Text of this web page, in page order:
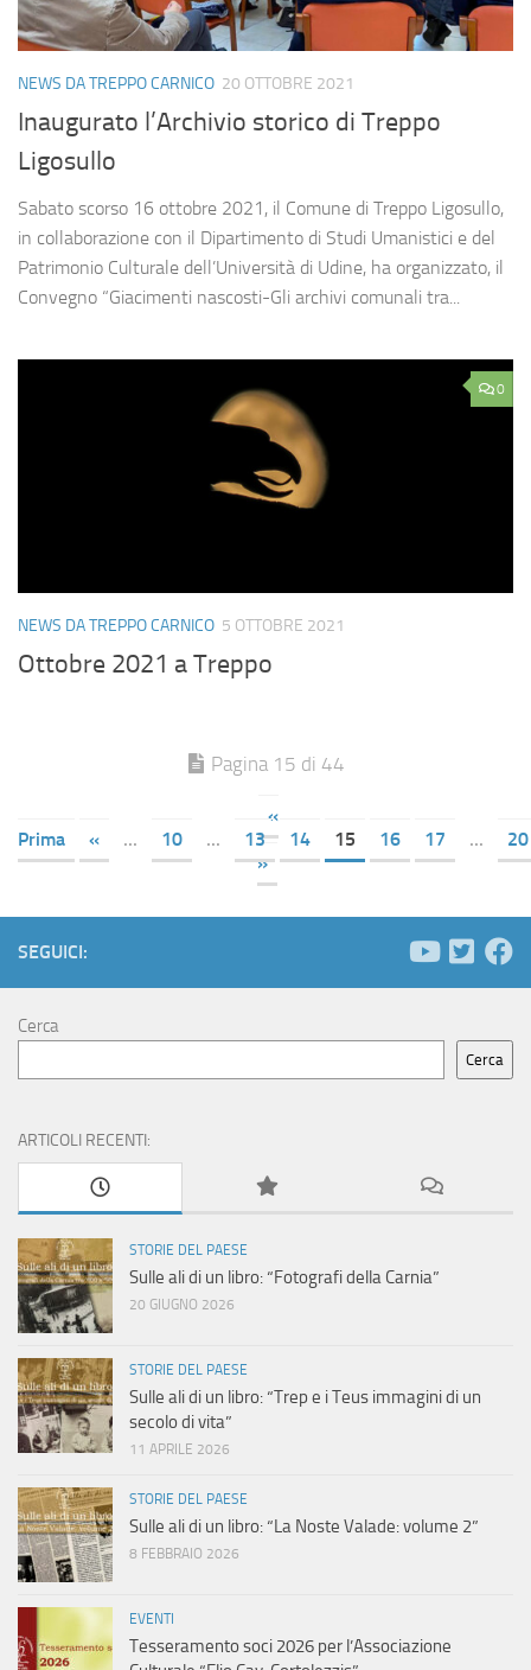
NEWS DA TREPPO CARNICO 20 OTTOBRE 2021
Inaugurato l’Archivio storico di Treppo
Ligosullo
Sabato scorso 16 ottobre 2021, il Comune di Treppo Ligosullo,
in collaborazione con il Dipartimento di Studi Umanistici e del
Patrimonio Culturale dell’Università di Udine, ha organizzato, il
Convegno “Giacimenti nascosti-Gli archivi comunali tra...
0
NEWS DA TREPPO CARNICO 5 OTTOBRE 2021
Ottobre 2021 a Treppo
Pagina 15 di 44
«
Prima
« ... 10 ... 13 14 15 16 17 ...
20
»
SEGUICI:
Cerca
Cerca
ARTICOLI RECENTI:
STORIE DEL PAESE
Sulle ali di un libro: “Fotografi della Carnia”
20 GIUGNO 2026
STORIE DEL PAESE
Sulle ali di un libro: “Trep e i Teus immagini di un
secolo di vita”
11 APRILE 2026
STORIE DEL PAESE
Sulle ali di un libro: “La Noste Valade: volume 2”
8 FEBBRAIO 2026
EVENTI
Tesseramento soci 2026 per l’Associazione